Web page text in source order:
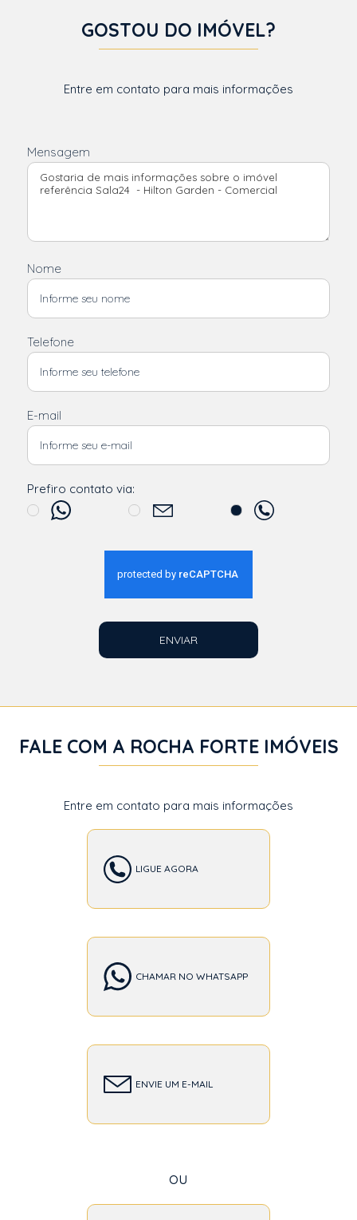
GOSTOU DO IMÓVEL?
Entre em contato para mais informações
Mensagem
Nome
Telefone
E-mail
Prefiro contato via:
ENVIAR
FALE COM A ROCHA FORTE IMÓVEIS
Entre em contato para mais informações
LIGUE AGORA
CHAMAR NO WHATSAPP
ENVIE UM E-MAIL
ou